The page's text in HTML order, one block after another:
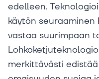
edelleen.
käytön seuraaminen
vastaa suurimpaan
merkittävästi